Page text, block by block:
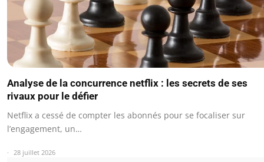
Analyse de la concurrence netflix : les secrets de ses
rivaux pour le défier
Netflix a cessé de compter les abonnés pour se focaliser sur
l’engagement, un…
28 juillet 2026